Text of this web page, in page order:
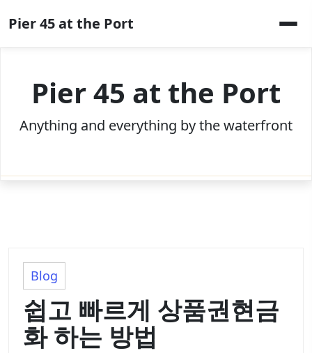
to
content
Pier 45 at the Port
Pier 45 at the Port
Anything and everything by the waterfront
Blog
쉽고 빠르게 상품권현금
화 하는 방법